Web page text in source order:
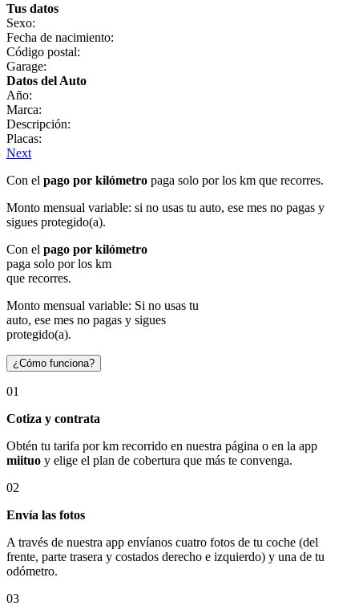
Tus datos
Sexo:
Fecha de nacimiento:
Código postal:
Garage:
Datos del Auto
Año:
Marca:
Descripción:
Placas:
Next
Con el pago por kilómetro paga solo por los km que recorres.
Monto mensual variable: si no usas tu auto, ese mes no pagas y
sigues protegido(a).
Con el pago por kilómetro
paga solo por los km
que recorres.
Monto mensual variable: Si no usas tu
auto, ese mes no pagas y sigues
protegido(a).
¿Cómo funciona?
01
Cotiza y contrata
Obtén tu tarifa por km recorrido en nuestra página o en la app
miituo y elige el plan de cobertura que más te convenga.
02
Envía las fotos
A través de nuestra app envíanos cuatro fotos de tu coche (del
frente, parte trasera y costados derecho e izquierdo) y una de tu
odómetro.
03